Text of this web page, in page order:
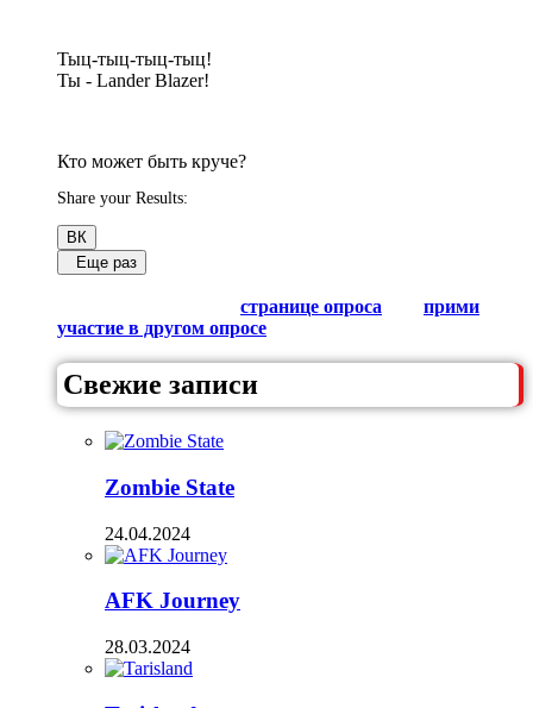
Тыц-тыц-тыц-тыц!
Ты - Lander Blazer!
Кто может быть круче?
Share your Results:
ВК
Еще раз
странице опроса
прими
участие в другом опросе
Свежие записи
Zombie State
24.04.2024
AFK Journey
28.03.2024